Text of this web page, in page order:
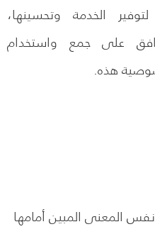
الخدمة وتحسينها،
على جمع واستخدام
هذه.
نفس المعنى المبين أمامها